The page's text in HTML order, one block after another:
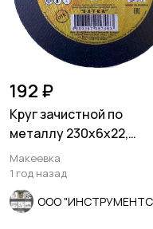
192 ₽
Круг зачистной по
металлу 230х6х22,
армированный, А 24 R BF,
Луга, Рос
Макеевка
1 год назад